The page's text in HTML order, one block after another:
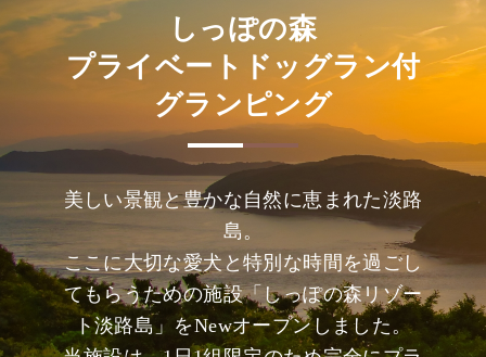
しっぽの森
プライベートドッグラン付
グランピング
美しい景観と豊かな自然に恵まれた淡路
島。
ここに大切な愛犬と特別な時間を過ごし
てもらうための施設「しっぽの森リゾー
ト淡路島」をNewオープンしました。